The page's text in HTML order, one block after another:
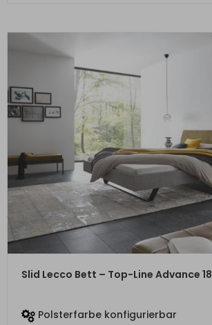
ZUM PRODUKT
Slid Lecco Bett – Top-Line Advance 18
Polsterfarbe konfigurierbar